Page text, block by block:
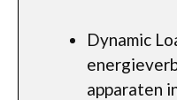
Dynamic
apparaten